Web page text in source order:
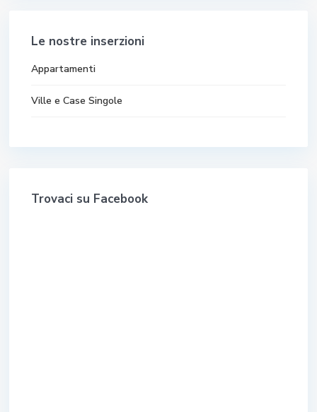
Le nostre inserzioni
Appartamenti
Ville e Case Singole
Trovaci su Facebook